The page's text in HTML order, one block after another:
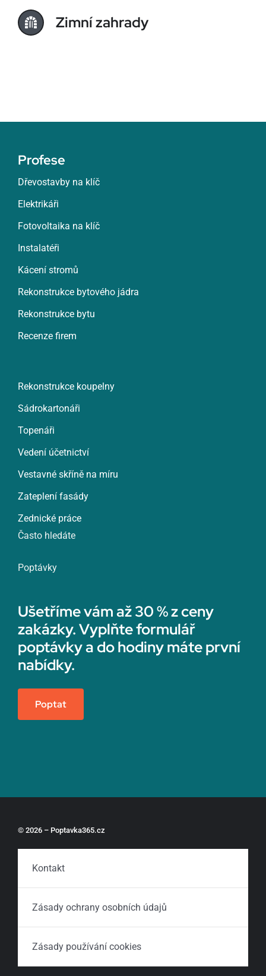
Zimní zahrady
Profese
Dřevostavby na klíč
Elektrikáři
Fotovoltaika na klíč
Instalatéři
Kácení stromů
Rekonstrukce bytového jádra
Rekonstrukce bytu
Recenze firem
Rekonstrukce koupelny
Sádrokartonáři
Topenáři
Vedení účetnictví
Vestavné skříně na míru
Zateplení fasády
Zednické práce
Často hledáte
Poptávky
Ušetříme vám až 30 % z ceny
zakázky. Vyplňte formulář
poptávky a do hodiny máte první
nabídky.
Poptat
© 2026 – Poptavka365.cz
Kontakt
Zásady ochrany osobních údajů
Zásady používání cookies